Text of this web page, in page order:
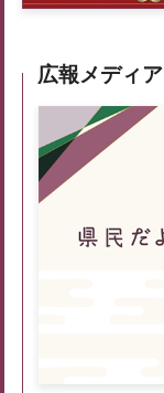
広報メディア